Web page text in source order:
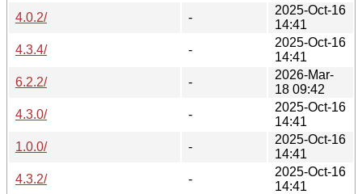
4.0.2/
-
2025-Oct-16
14:41
4.3.4/
-
2025-Oct-16
14:41
6.2.2/
-
2026-Mar-
18 09:42
4.3.0/
-
2025-Oct-16
14:41
1.0.0/
-
2025-Oct-16
14:41
4.3.2/
-
2025-Oct-16
14:41